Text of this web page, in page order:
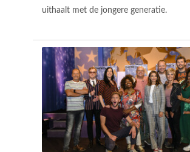
uithaalt met de jongere generatie.